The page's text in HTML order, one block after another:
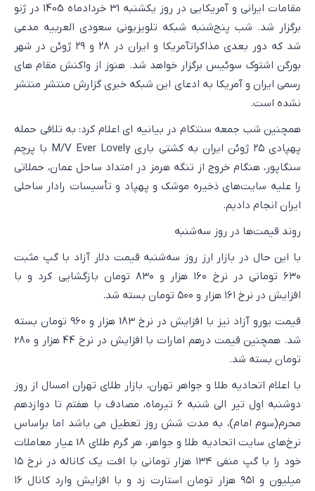
مقامات ایرانی و آمریکایی در روز یکشنبه 31 خردادماه 1405 در ژنو
برگزار شد. شب پنج‌شنبه شبکه تلویزیونی سعودی العربیه مدعی
شد که دور بعدی مذاکراتآمریکا و ایران در ۲۸ و ۲۹ ژوئن در شهر
بورگن اشتوک سوئیس برگزار خواهد شد. هنوز از واکنش مقام های
رسمی ایران و آمریکا به ادعای این شبکه خبری گزارش منتشر منتشر
نشده است.
همچنین شب جمعه سنتکام در بیانیه ای اعلام کرد: به تلافی حمله
پهپادی ۲۵ ژوئن ایران به کشتی باری M/V Ever Lovely با پرچم
سنگاپور، هنگام خروج از تنگه هرمز در امتداد ساحل عمان، حملاتی
را علیه سایت‌های ذخیره موشک و پهپاد و تأسیسات رادار ساحلی
ایران انجام دادیم.
روند قیمت‌ها در روز سه‌شنبه
با این حال در بازار ارز روز سه‌شنبه قیمت دلار آزاد با گپ مثبت
۶۳۰ تومانی در نرخ ۱۶۰ هزار و ۸۳۰ تومان بازگشایی کرد و با
افزایش در نرخ ۱۶۱ هزار و ۵۰۰ تومان بسته شد.
قیمت یورو آزاد نیز با افزایش در نرخ 183 هزار و 960 تومان بسته
شد. همچنین قیمت درهم امارات با افزایش در نرخ 44 هزار و 280
تومان بسته شد.
با اعلام اتحادیه طلا و جواهر تهران، بازار طلای تهران امسال از روز
دوشنبه اول تیر الی شنبه 6 تیرماه، مصادف با هفتم تا دوازدهم
محرم(سوم امام)، به مدت شش روز تعطیل می باشد اما براساس
نرخ‌های سایت اتحادیه طلا و جواهر، هر گرم طلای 18 عیار معاملات
خود را با گپ منفی ۱۳۴ هزار تومانی با افت یک کاناله در نرخ ۱۵
میلیون و ۹۵۱ هزار تومان استارت زد و با افزایش وارد کانال ۱۶